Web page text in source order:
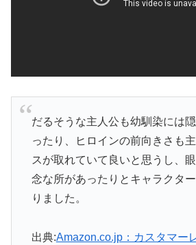
だるそうな主人公も幼馴染には
ったり、ヒロインの前向きさも
スが取れていて良いと思うし、
念な所があったりとキャラクタ
りました。
出典:Amazon.co.jp：カスタマー